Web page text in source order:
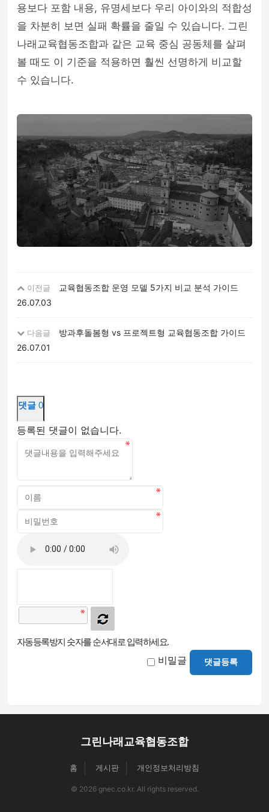
용보다 포함 내용, 유명세보다 우리 아이와의 적합성
을 차분히 보면 실패 확률을 줄일 수 있습니다. 그린
나래교육협동조합과 같은 교육 중심 공동체를 살펴
볼 때도 이 기준을 적용하면 훨씬 선명하게 비교할
수 있습니다.
이전글
교육협동조합 운영 모델 5가지 비교 분석 가이드
26.07.03
다음글
방과후돌봄형 vs 프로젝트형 교육협동조합 가이드
26.07.01
댓글 0
등록된 댓글이 없습니다.
자동등록방지 숫자를 순서대로 입력하세요.
비밀글 댓글등록
그린나래교육협동조합
홈 게시판 개인정보처리방침
© 2026 gnec.co.kr. All rights reserved.